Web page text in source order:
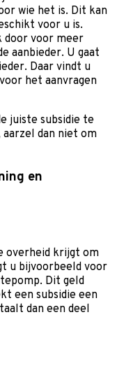
wie het is. Dit kan
voor u is.
door voor meer
aanbieder. U gaat
Daar vindt u
het aanvragen
juiste subsidie te
aarzel dan niet om
en
overheid krijgt om
u bijvoorbeeld voor
Dit geld
een subsidie een
dan een deel